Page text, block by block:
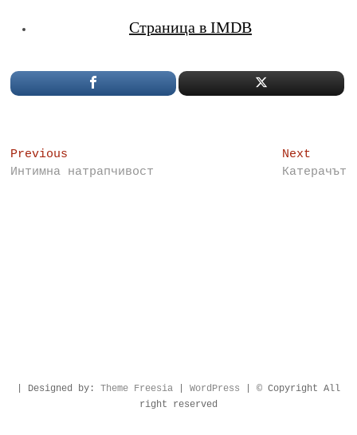
Страница в IMDB
Post
navigation
Previous
post:
Интимна натрапчивост
NextNext
post:
Катерачът
| Designed by: Theme Freesia| WordPress | © Copyright All
right reserved